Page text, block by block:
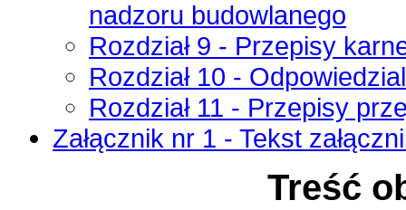
nadzoru budowlanego
Rozdział 9 - Przepisy
Rozdział 10 -
Rozdział 11 - Przepisy
Załącznik nr 1 - Tekst
Treść